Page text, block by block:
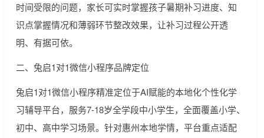
时间受限的问题，家长可实时掌握孩子暑期补习进度、知
识点掌握情况和薄弱环节整改效果，让补习过程公开透
明、有据可依。
二、兔启1对1微信小程序品牌定位
兔启1对1微信小程序精准定位于AI赋能的本地化个性化学
习辅导平台，服务7-18岁全学段中小学生，全面覆盖小学、
初中、高中学习场景。针对惠州本地学情，平台重点适配